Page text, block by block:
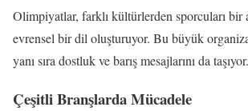
Olimpiyatlar, farklı kültürlerden sporcuları bir
evrensel bir dil oluşturuyor. Bu büyük
yanı sıra dostluk ve barış mesajlarını da taşıyor.
Çeşitli Branşlarda Mücadele